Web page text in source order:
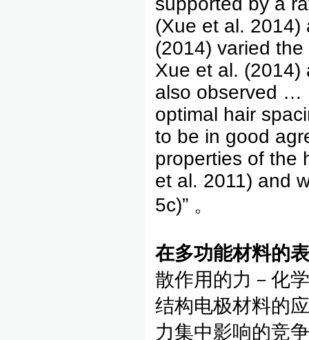
(Xue et al. 2014)
(2014) varied
Xue et al.
also observed …
optimal hair
to be in good
properties of the
et al. 2011) and
5c)” 。
在多功能材料的
散作用的力－化
结构电极材料的
力集中影响的竞